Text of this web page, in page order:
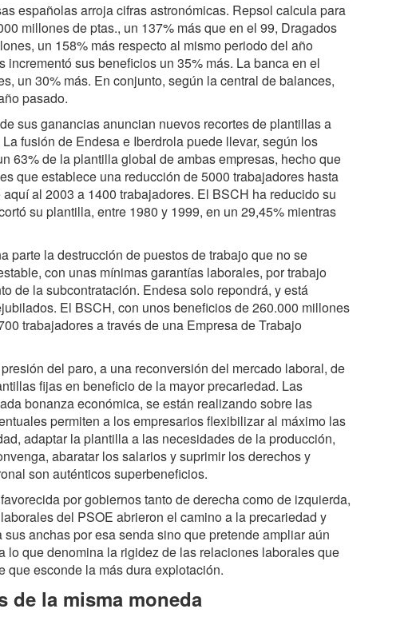
españolas arroja cifras astronómicas. Repsol calcula para
millones de ptas., un 137% más que en el 99, Dragados
un 158% más respecto al mismo periodo del año
sus beneficios un 35% más. La banca en el
un 30% más. En conjunto, según la central de balances,
pasado.
sus ganancias anuncian nuevos recortes de plantillas a
fusión de Endesa e Iberdrola puede llevar, según los
63% de la plantilla global de ambas empresas, hecho que
que establece una reducción de 5000 trabajadores hasta
al 2003 a 1400 trabajadores. El BSCH ha reducido su
su plantilla, entre 1980 y 1999, en un 29,45% mientras
parte la destrucción de puestos de trabajo que no se
con unas mínimas garantías laborales, por trabajo
de la subcontratación. Endesa solo repondrá, y está
El BSCH, con unos beneficios de 260.000 millones
trabajadores a través de una Empresa de Trabajo
del paro, a una reconversión del mercado laboral, de
fijas en beneficio de la mayor precariedad. Las
bonanza económica, se están realizando sobre las
permiten a los empresarios flexibilizar al máximo las
adaptar la plantilla a las necesidades de la producción,
abaratar los salarios y suprimir los derechos y
son auténticos superbeneficios.
por gobiernos tanto de derecha como de izquierda,
del PSOE abrieron el camino a la precariedad y
anchas por esa senda sino que pretende ampliar aún
lo que denomina la rigidez de las relaciones laborales que
esconde la más dura explotación.
de la misma moneda